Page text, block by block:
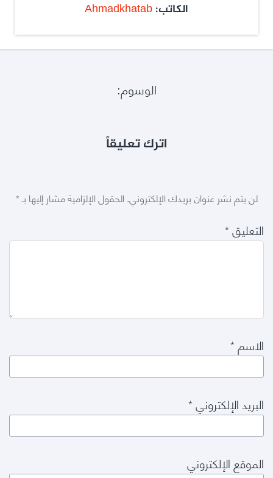
الكاتب: Ahmadkhatab
الوسوم:
اترك تعليقاً
لن يتم نشر عنوان بريدك الإلكتروني.الحقول الإلزامية مشار إليها بـ*
التعليق*
الاسم*
البريد الإلكتروني*
الموقع الإلكتروني